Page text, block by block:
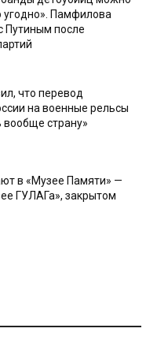
угодно». Памфилова
Путиным после
что перевод
на военные рельсы
вообще страну»
в «Музее Памяти» —
ГУЛАГа», закрытом